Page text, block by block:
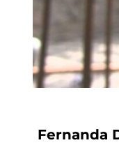
Fernanda